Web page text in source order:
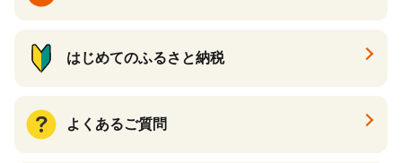
はじめてのふるさと納税
よくあるご質問